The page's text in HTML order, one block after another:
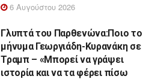
6 Αυγούστου 2026
Γλυπτά του Παρθενώνα:Ποιο το
μήνυμα Γεωργιάδη-Κυρανάκη σε
Τραμπ – «Μπορεί να γράψει
ιστορία και να τα φέρει πίσω